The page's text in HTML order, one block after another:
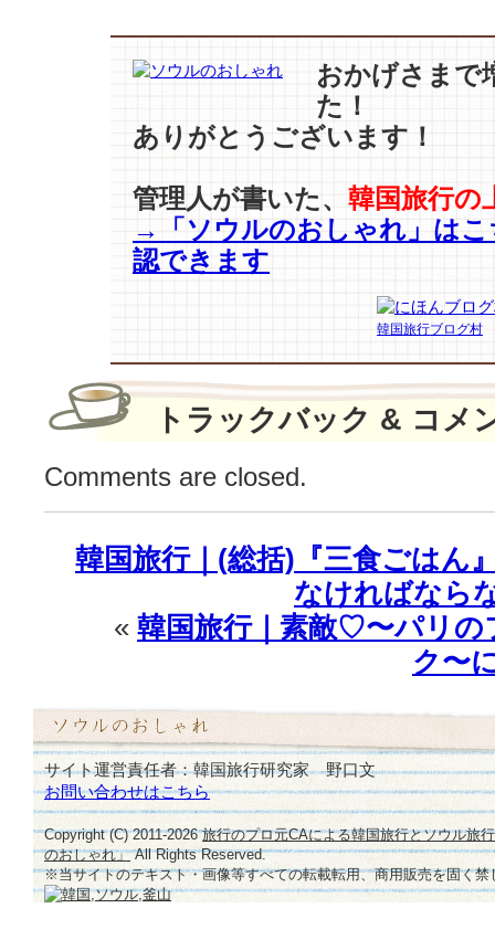
2
第
24
弾！
話
ム・
ス
ヒ
敵
ぎ
る
騎
士
の
リ
集
大
成
♪
おかげさまで
た！
ありがとうございます！
管理人が書いた、 韓国旅行の
→「ソウルのおしゃれ」はこ
認できます
韓国旅行ブログ村
トラックバック & コメ
Comments are closed.
韓国旅行｜(総括)『三食ごはん
なければなら
« 韓国旅行｜素敵♡〜パリの
ク〜
サイト運営責任者：韓国旅行研究家 野口文
お問い合わせはこちら
Copyright (C) 2011-2026旅行のプロ元CAによる韓国旅行とソウル旅
のおしゃれ」All Rights Reserved.
※当サイトのテキスト・画像等すべての転載転用、商用販売を固く禁